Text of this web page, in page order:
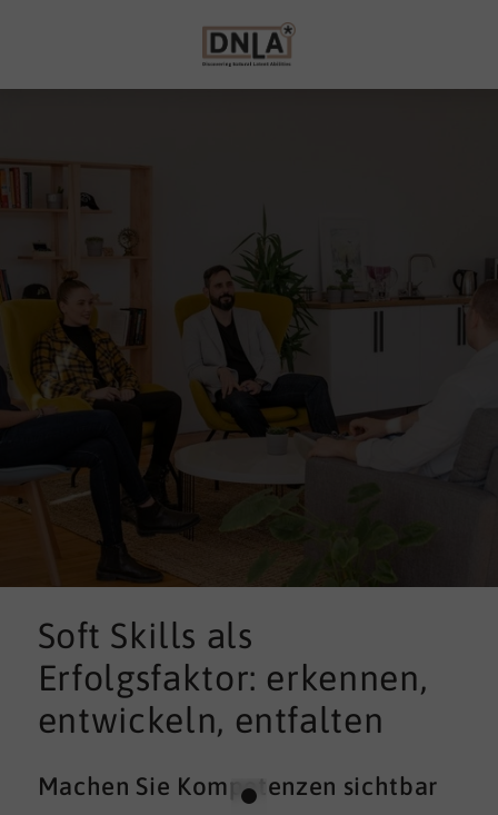
Soft Skills als
Erfolgsfaktor: erkennen,
entwickeln, entfalten
Machen Sie Kompetenzen sichtbar